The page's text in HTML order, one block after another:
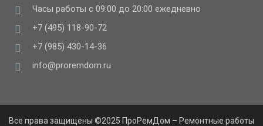
Часы работы с 09:00 до 20:00 ежедневно
+7 (495) 118-90-72
+7 (985) 430-14-36
info@proremdom.ru
Все права защищены ©2025 ПроРемДом – Ремонтные работы